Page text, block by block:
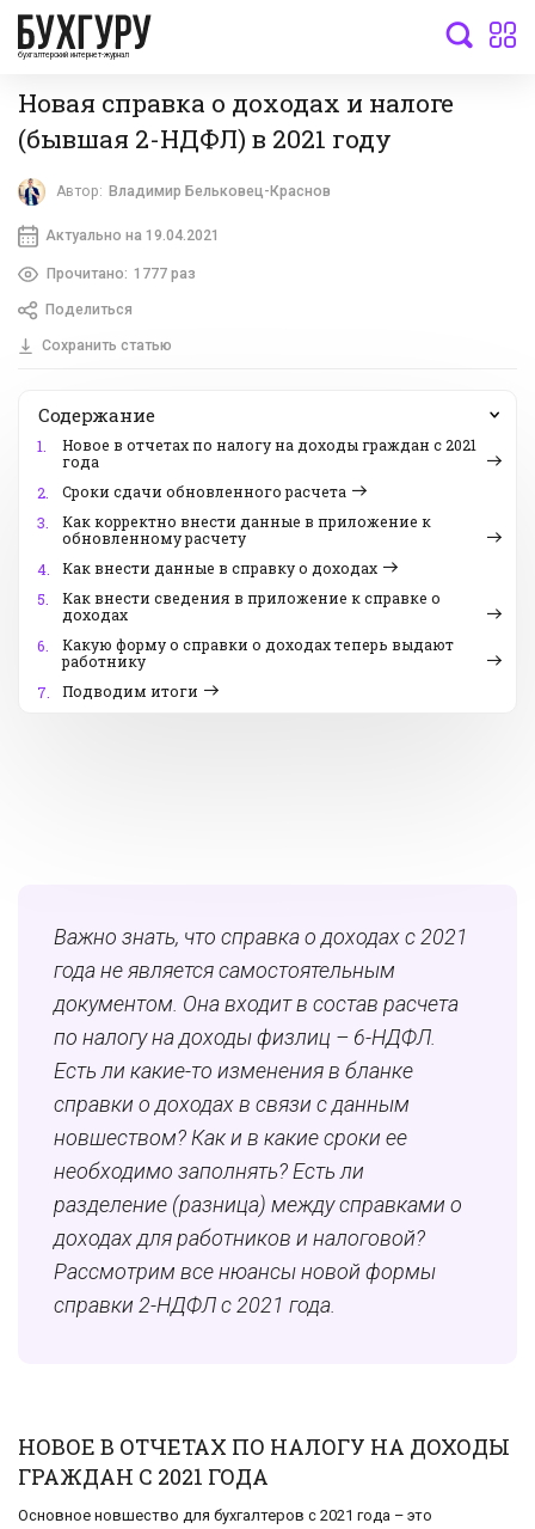
бухгалтерский интернет-журнал
Новая справка о доходах и налоге
(бывшая 2-НДФЛ) в 2021 году
Автор: Владимир Бельковец-Краснов
Актуально на 19.04.2021
Прочитано: 1777 раз
Поделиться
Сохранить статью
Содержание
1.
Новое в отчетах по налогу на доходы граждан с 2021
года
2.
Сроки сдачи обновленного расчета
3.
Как корректно внести данные в приложение к
обновленному расчету
4.
Как внести данные в справку о доходах
5.
Как внести сведения в приложение к справке о
доходах
6.
Какую форму о справки о доходах теперь выдают
работнику
7.
Подводим итоги
Важно знать, что справка о доходах с 2021
года не является самостоятельным
документом. Она входит в состав расчета
по налогу на доходы физлиц – 6-НДФЛ.
Есть ли какие-то изменения в бланке
справки о доходах в связи с данным
новшеством? Как и в какие сроки ее
необходимо заполнять? Есть ли
разделение (разница) между справками о
доходах для работников и налоговой?
Рассмотрим все нюансыновой формы
справки 2-НДФЛ с 2021 года.
НОВОЕ В ОТЧЕТАХ ПО НАЛОГУ НА ДОХОДЫ
ГРАЖДАН С 2021 ГОДА
Основное новшество для бухгалтеров с 2021 года – это